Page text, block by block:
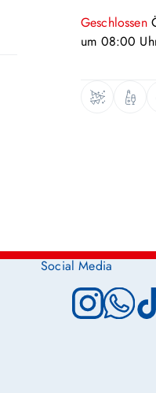
Geschlossen
um 08:00
Social Media